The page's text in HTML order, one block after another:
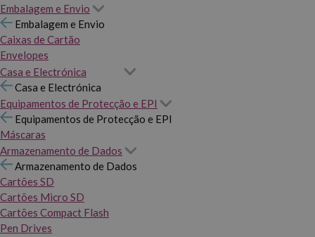
Embalagem e Envio
Embalagem e Envio
Caixas de Cartão
Envelopes
Casa e Electrónica
Casa e Electrónica
Equipamentos de Protecção e EPI
Equipamentos de Protecção e EPI
Máscaras
Armazenamento de Dados
Armazenamento de Dados
Cartões SD
Cartões Micro SD
Cartões Compact Flash
Pen Drives